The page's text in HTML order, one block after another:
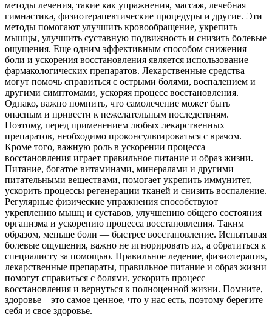
методы лечения, такие как упражнения, массаж, лечебная
гимнастика, физиотерапевтические процедуры и другие. Эти
методы помогают улучшить кровообращение, укрепить
мышцы, улучшить суставную подвижность и снизить болевые
ощущения. Еще одним эффективным способом снижения
боли и ускорения восстановления является использование
фармакологических препаратов. Лекарственные средства
могут помочь справиться с острыми болями, воспалением и
другими симптомами, ускоряя процесс восстановления.
Однако, важно помнить, что самолечение может быть
опасным и привести к нежелательным последствиям.
Поэтому, перед применением любых лекарственных
препаратов, необходимо проконсультироваться с врачом.
Кроме того, важную роль в ускорении процесса
восстановления играет правильное питание и образ жизни.
Питание, богатое витаминами, минералами и другими
питательными веществами, помогает укрепить иммунитет,
ускорить процессы регенерации тканей и снизить воспаление.
Регулярные физические упражнения способствуют
укреплению мышц и суставов, улучшению общего состояния
организма и ускорению процесса восстановления. Таким
образом, меньше боли — быстрее восстановление. Испытывая
болевые ощущения, важно не игнорировать их, а обратиться к
специалисту за помощью. Правильное ледение, физиотерапия,
лекарственные препараты, правильное питание и образ жизни
помогут справиться с болями, ускорить процесс
восстановления и вернуться к полноценной жизни. Помните,
здоровье – это самое ценное, что у нас есть, поэтому берегите
себя и свое здоровье.